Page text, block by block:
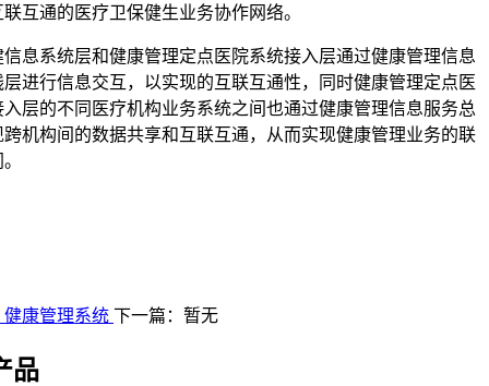
互通的医疗卫保健生业务协作网络。
息系统层和健康管理定点医院系统接入层通过健康管理信息
进行信息交互，以实现的互联互通性，同时健康管理定点医
层的不同医疗机构业务系统之间也通过健康管理信息服务总
跨机构间的数据共享和互联互通，从而实现健康管理业务的联
健康管理系统 下一篇：暂无
品